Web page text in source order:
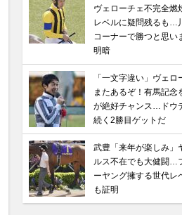
ヴェローチェ不完全燃
レベルに疑問残るも…
コーナーで勝つと思い
明暗
「一文字違い」ヴェロ
またあるぞ！有馬記念
が絶好チャンス…ドウ
続く2勝目ゲットだ
武豊「来年が楽しみ」
ルス不在でも大健闘…
ーヤング擁する世代レ
も証明